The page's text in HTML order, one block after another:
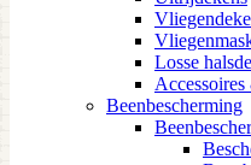
Losse
Beenbescherming